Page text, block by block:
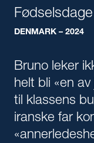
Fødselsdage
DENMARK – 2024
Bruno leker
helt bli «en
til klassens
iranske far